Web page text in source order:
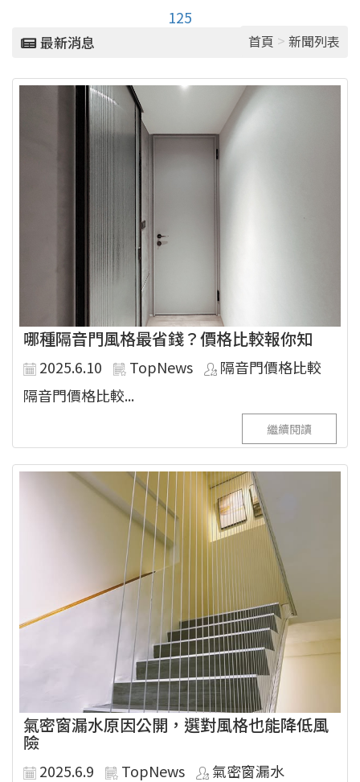
125
最新消息 首頁 > 新聞列表
哪種隔音門風格最省錢？價格比較報你知
2025.6.10 TopNews
隔音門價格比較
隔音門價格比較...
繼續閱讀
氣密窗漏水原因公開，選對風格也能降低風
險
2025.6.9 TopNews 氣密窗漏水